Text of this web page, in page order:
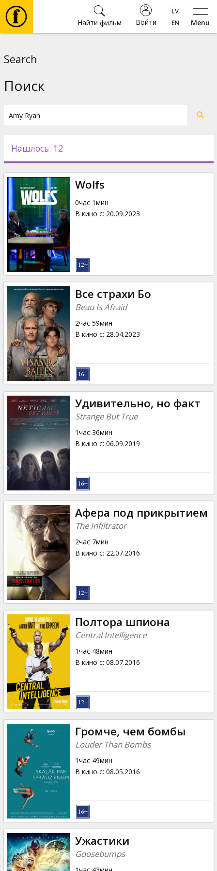
Menu
Войти
Найти фильм
Новости
Подарки
Кинозакуски
B2B
Клуб
Search
Поиск
Нашлось: 12
Wolfs
0час 1мин
В кино с: 20.09.2023
Все страхи Бо
Beau Is Afraid
2час 59мин
В кино с: 28.04.2023
Удивительно, но факт
Strange But True
1час 36мин
В кино с: 06.09.2019
Афера под прикрытием
The Infiltrator
2час 7мин
В кино с: 22.07.2016
Полтора шпиона
Central Intelligence
1час 48мин
В кино с: 08.07.2016
Громче, чем бомбы
Louder Than Bombs
1час 49мин
В кино с: 08.05.2016
Ужастики
Goosebumps